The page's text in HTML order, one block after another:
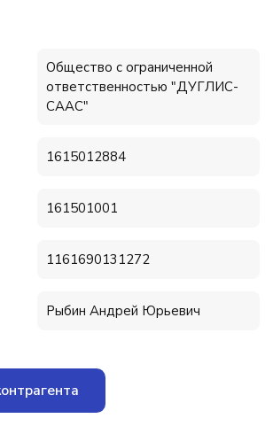
Общество с ограниченной
ответственностью "ДУГЛИС-
СААС"
1615012884
161501001
1161690131272
Рыбин Андрей Юрьевич